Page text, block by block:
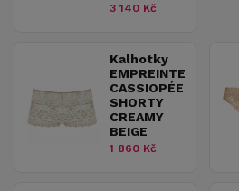
3 140 Kč
Kalhotky
EMPREINTE
CASSIOPÉE
SHORTY
CREAMY
BEIGE
1 860 Kč